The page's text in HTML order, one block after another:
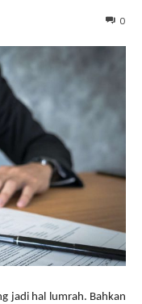
0
jadi hal lumrah. Bahkan